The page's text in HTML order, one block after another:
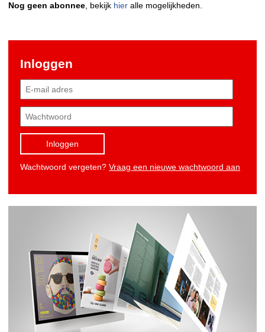
Nog geen abonnee , bekijk hier alle mogelijkheden.
Inloggen
Inloggen
Wachtwoord vergeten? Vraag een nieuwe wachtwoord aan